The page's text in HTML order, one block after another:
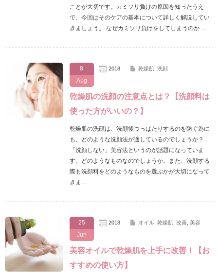
ことが大切です。カミソリ負けの原因を知ったうえ
で、今回はそのケアの基本について詳しく解説してい
きましょう。 なぜカミソリ負けをしてしまうのか …
8
Aug
2018 乾燥肌, 洗顔
乾燥肌の洗顔の注意点とは？【洗顔料は
使った方がいいの？】
乾燥肌の洗顔は、洗顔後つっぱたりするのを防ぐ為に
も、どのような洗顔法が適しているのでしょうか？
「洗顔しない」美容法というのが話題になっていま
す。どのようなものなのでしょうか。また、洗顔する
際も洗顔料をどのようなものを選ぶかが大切になって
きま…
25
Jun
2018 オイル, 乾燥肌, 改善, 美容
美容オイルで乾燥肌を上手に改善！【お
すすめの使い方】